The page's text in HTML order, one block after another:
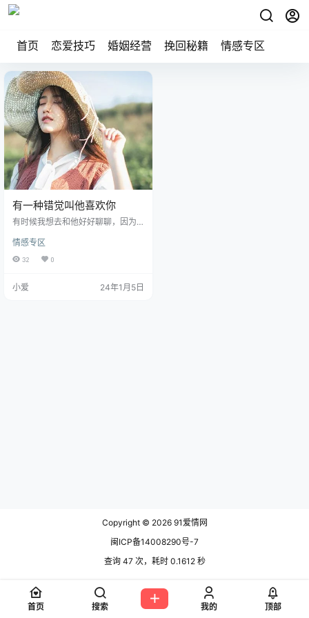
首页 恋爱技巧 婚姻经营 挽回秘籍 情感专区
有一种错觉叫他喜欢你
有时候我想去和他好好聊聊，因为
我第一次和他相处的时候，他问
我：“怎么了？”“你说什么？”我说：
那么著名的景点遇见了他，他告诉
情感专区
32 0
小爱 24年1月5日
Copyright © 202691爱情网
闽ICP备14008290号-7
查询 47 次，耗时 0.1612 秒
首页 搜索 我的 顶部